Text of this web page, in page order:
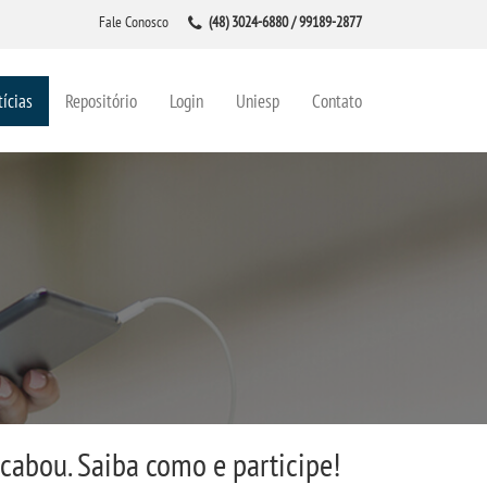
Fale Conosco (48) 3024-6880 / 99189-2877
Repositório Login Uniesp Contato
Saiba como e participe!